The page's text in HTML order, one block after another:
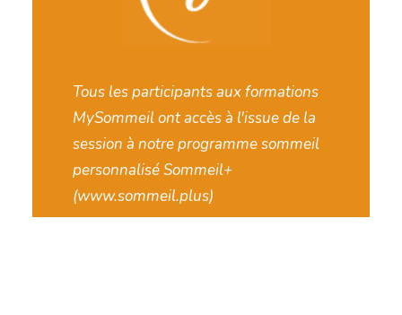
Tous les participants aux formations
MySommeil ont accès à l'issue de la
session à notre programme sommeil
personnalisé Sommeil+
(www.sommeil.plus)